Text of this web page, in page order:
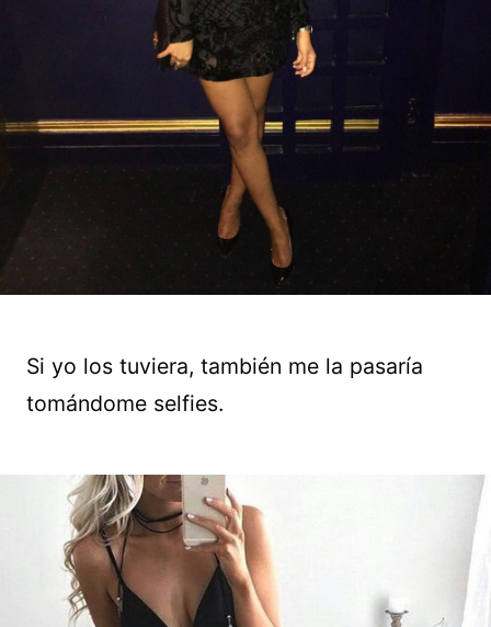
Si yo los tuviera, también me la pasaría
tomándome selfies.